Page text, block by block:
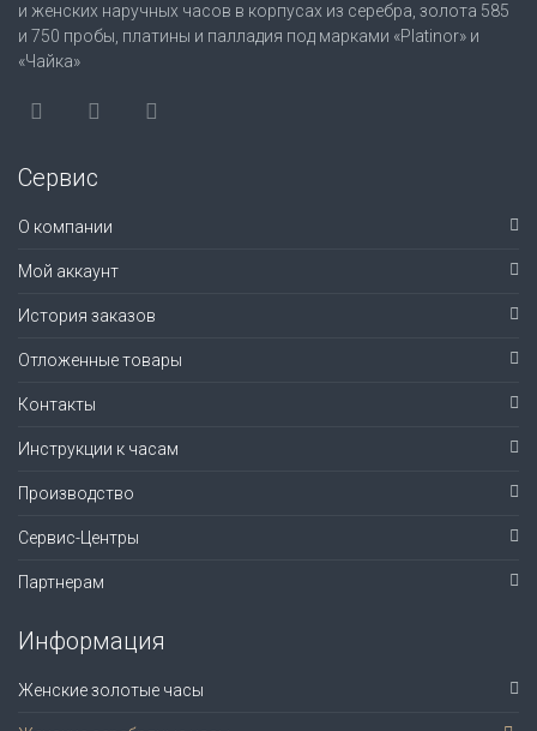
и женских наручных часов в корпусах из серебра, золота 585
и 750 пробы, платины и палладия под марками «Platinor» и
«Чайка»
Сервис
О компании
Мой аккаунт
История заказов
Отложенные товары
Контакты
Инструкции к часам
Производство
Сервис-Центры
Партнерам
Информация
Женские золотые часы